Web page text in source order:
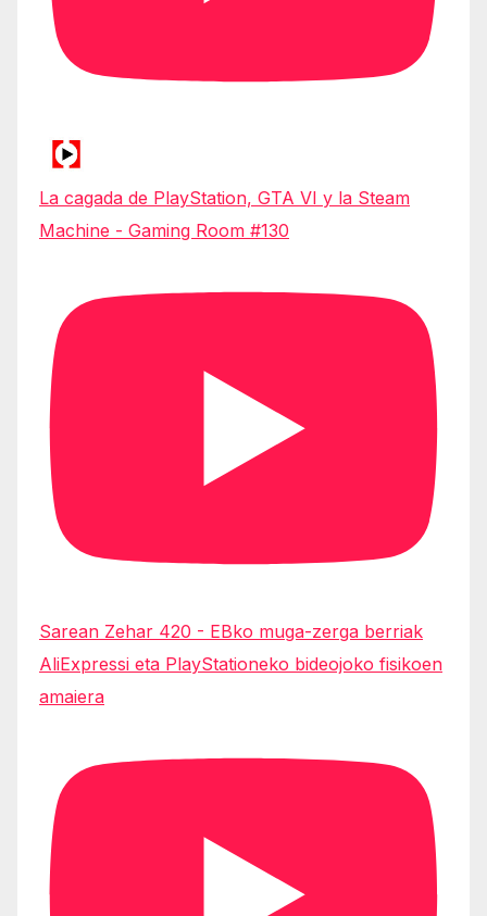
La cagada de PlayStation, GTA VI y la Steam
Machine - Gaming Room #130
Sarean Zehar 420 - EBko muga-zerga berriak
AliExpressi eta PlayStationeko bideojoko fisikoen
amaiera